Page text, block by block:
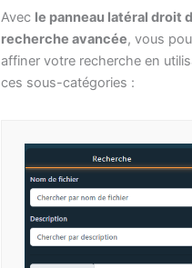
Avec le panneau latéral droit
recherche avancée, vous
affiner votre recherche en
ces sous-catégories :